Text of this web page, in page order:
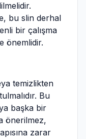
bu slin derhal
bir çalışma
önemlidir.
temizlikten
Bu
başka bir
önerilmez,
zarar